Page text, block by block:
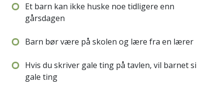
Et barn kan ikke huske noe tidligere enn
gårsdagen
Barn bør være på skolen og lære fra en lærer
Hvis du skriver gale ting på tavlen, vil barnet si
gale ting